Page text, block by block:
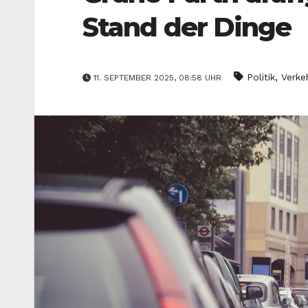
Stand der Dinge
11. SEPTEMBER 2025, 08:58 UHR Politik,